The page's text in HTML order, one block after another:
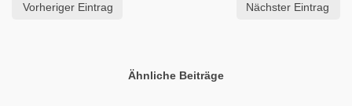
Vorheriger Eintrag Nächster Eintrag
Ähnliche Beiträge